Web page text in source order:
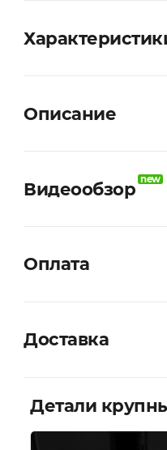
Описание
Видеообзор new
Оплата
Доставка
Детали